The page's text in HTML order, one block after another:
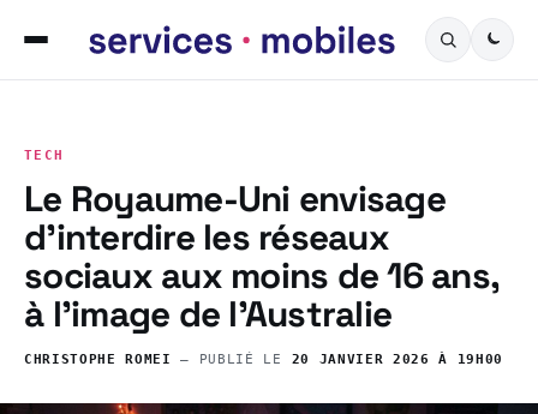
TECH
Le Royaume-Uni envisage
d’interdire les réseaux
sociaux aux moins de 16 ans,
à l’image de l’Australie
CHRISTOPHE ROMEI — PUBLIÉ LE 20 JANVIER 2026 À 19H00